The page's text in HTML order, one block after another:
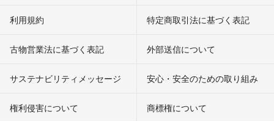
利用規約 特定商取引法に基づく表記
古物営業法に基づく表記 外部送信について
サステナビリティメッセージ 安心・安全のための取り組み
権利侵害について
商標権について